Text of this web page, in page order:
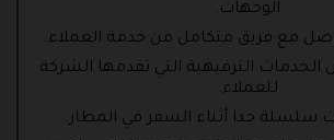
الوجهات.
مع فريق متكامل من خدمة العملاء.
الخدمات الترفيهية التي تقدمها الشركة
للعملاء.
سلسلة جدا أثناء السفر في المطار.